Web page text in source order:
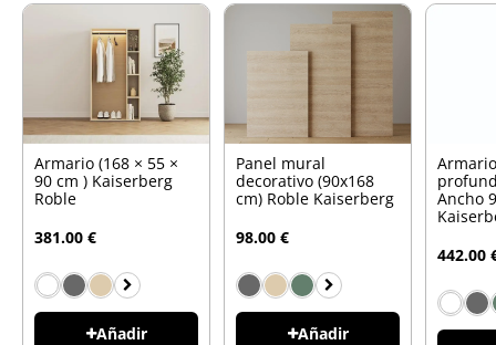
Armario (168 × 55 ×
90 cm ) Kaiserberg
Roble
381.00 €
Añadir
Panel mural
decorativo (90x168
cm) Roble Kaiserberg
98.00 €
Añadir
Ancho
442.00